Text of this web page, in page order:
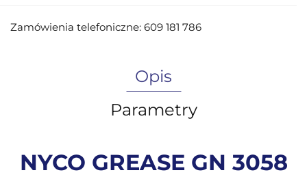
Zamówienia telefoniczne: 609 181 786
Opis
Parametry
NYCO GREASE GN 3058